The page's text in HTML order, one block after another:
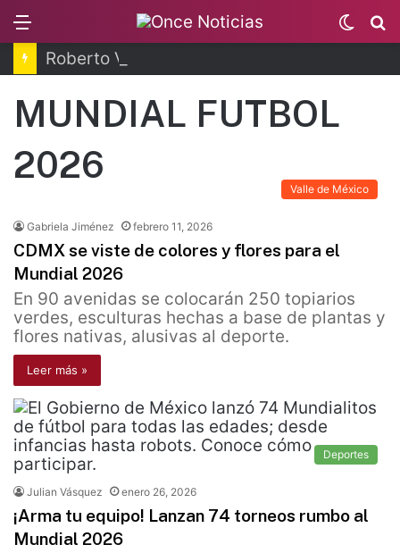
Switch
skin
MUNDIAL FUTBOL
2026
Valle de México
Gabriela Jiménez febrero 11, 2026
CDMX se viste de colores y flores para el
Mundial 2026
En 90 avenidas se colocarán 250 topiarios
verdes, esculturas hechas a base de plantas y
flores nativas, alusivas al deporte.
Leer más »
Deportes
Julian Vásquez enero 26, 2026
¡Arma tu equipo! Lanzan 74 torneos rumbo al
Mundial 2026